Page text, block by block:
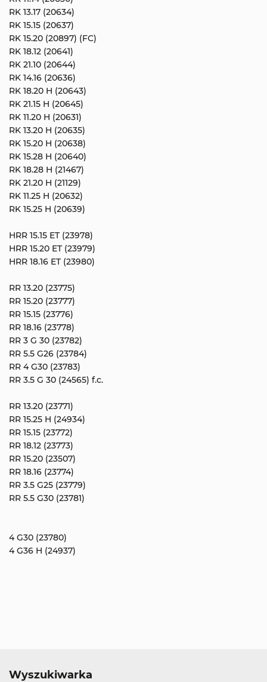
RK 13.17 (20634)
RK 15.15 (20637)
RK 15.20 (20897) (FC)
RK 18.12 (20641)
RK 21.10 (20644)
RK 14.16 (20636)
RK 18.20 H (20643)
RK 21.15 H (20645)
RK 11.20 H (20631)
RK 13.20 H (20635)
RK 15.20 H (20638)
RK 15.28 H (20640)
RK 18.28 H (21467)
RK 21.20 H (21129)
RK 11.25 H (20632)
RK 15.25 H (20639)
HRR 15.15 ET (23978)
HRR 15.20 ET (23979)
HRR 18.16 ET (23980)
RR 13.20 (23775)
RR 15.20 (23777)
RR 15.15 (23776)
RR 18.16 (23778)
RR 3 G 30 (23782)
RR 5.5 G26 (23784)
RR 4 G30 (23783)
RR 3.5 G 30 (24565) f.c.
RR 13.20 (23771)
RR 15.25 H (24934)
RR 15.15 (23772)
RR 18.12 (23773)
RR 15.20 (23507)
RR 18.16 (23774)
RR 3.5 G25 (23779)
RR 5.5 G30 (23781)
4 G30 (23780)
4 G36 H (24937)
Wyszukiwarka